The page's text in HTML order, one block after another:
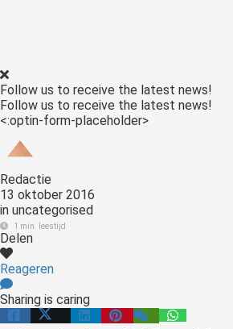
Follow us to receive the latest news!
Follow us to receive the latest news!
<:optin-form-placeholder>
Redactie
13 oktober 2016
in uncategorised
1 min. leestijd
Delen
Reageren
Sharing is caring